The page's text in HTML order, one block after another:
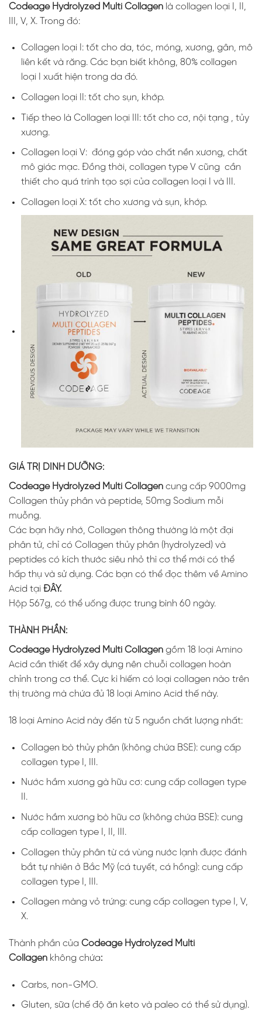
Codeage Hydrolyzed Multi Collagen là collagen loại I, II,
III, V, X. Trong đó:
Collagen loại I: tốt cho da, tóc, móng, xương, gân, mô
liên kết và răng. Các bạn biết không, 80% collagen
loại I xuất hiện trong da đó.
Collagen loại II: tốt cho sụn, khớp.
Tiếp theo là Collagen loại III: tốt cho cơ, nội tạng , tủy
xương.
Collagen loại V: đóng góp vào chất nền xương, chất
mô giác mạc. Đồng thời, collagen type V cũng cần
thiết cho quá trình tạo sợi của collagen loại I và III.
Collagen loại X: tốt cho xương và sụn, khớp.
GIÁ TRỊ DINH DƯỠNG:
Codeage Hydrolyzed Multi Collagen cung cấp 9000mg
Collagen thủy phân và peptide, 50mg Sodium mỗi
muỗng.
Các bạn hãy nhớ, Collagen thông thường là một đại
phân tử, chỉ có Collagen thủy phân (hydrolyzed) và
peptides có kích thước siêu nhỏ thì cơ thể mới có thể
hấp thụ và sử dụng. Các bạn có thể đọc thêm về Amino
Acid tại ĐÂY.
Hộp 567g, có thể uống được trung bình 60 ngày.
THÀNH PHẦN:
Codeage Hydrolyzed Multi Collagen gồm 18 loại Amino
Acid cần thiết để xây dựng nên chuỗi collagen hoàn
chỉnh trong cơ thể. Cực kì hiếm có loại collagen nào trên
thị trường mà chứa đủ 18 loại Amino Acid thế này.
18 loại Amino Acid này đến từ 5 nguồn chất lượng nhất:
Collagen bò thủy phân (không chứa BSE): cung cấp
collagen type I, III.
Nước hầm xương gà hữu cơ: cung cấp collagen type
II.
Nước hầm xương bò hữu cơ (không chứa BSE): cung
cấp collagen type I, II, III.
Collagen thủy phân từ cá vùng nước lạnh được đánh
bắt tự nhiên ở Bắc Mỹ (cá tuyết, cá hồng): cung cấp
collagen type I, III.
Collagen màng vỏ trứng: cung cấp collagen type I, V,
X.
Thành phần của Codeage Hydrolyzed Multi
Collagen không chứa:
Carbs, non-GMO.
Gluten, sữa (chế độ ăn keto và paleo có thể sử dụng).